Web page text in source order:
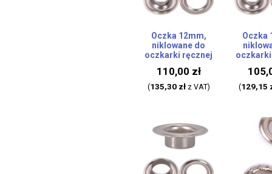
Oczka 12mm,
niklowane do
oczkarki ręcznej
110,00 zł
(135,30 złz VAT)
Oczka
(129,15